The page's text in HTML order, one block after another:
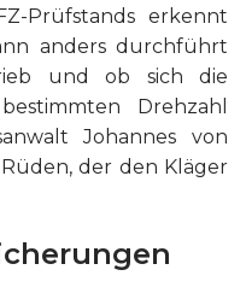
Prüfstands erkennt
anders durchführt
und ob sich die
Drehzahl
Johannes von
der den Kläger